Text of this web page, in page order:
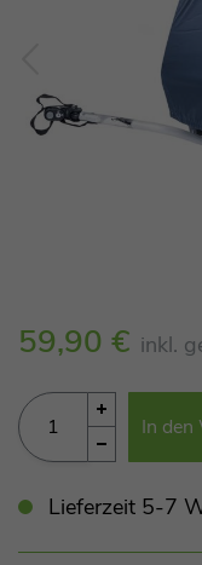
59,90 € inkl.
In den
Lieferzeit 5-7